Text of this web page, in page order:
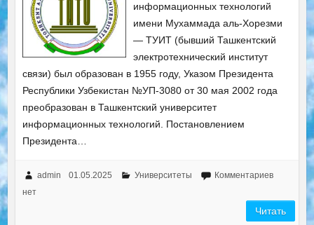
информационных технологий
имени Мухаммада аль-Хорезми
— ТУИТ (бывший Ташкентский
электротехнический институт
связи) был образован в 1955 году, Указом Президента
Республики Узбекистан №УП-3080 от 30 мая 2002 года
преобразован в Ташкентский университет
информационных технологий. Постановлением
Президента…
admin 01.05.2025 Университеты
Комментариев
нет
Читать